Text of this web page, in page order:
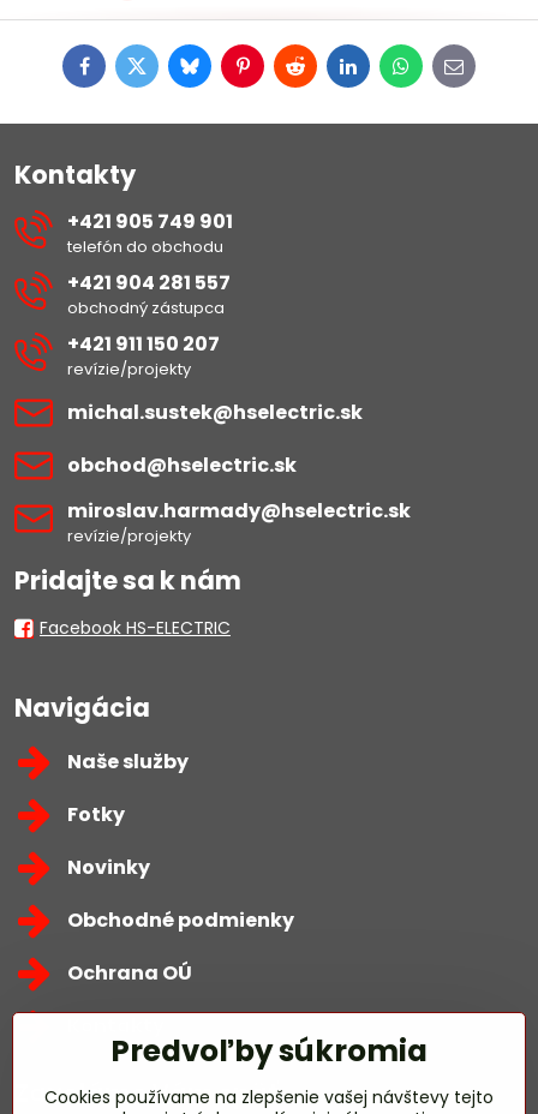
FacebookTwitterBlueskyPinterestRedditLinkedInWhatsApp
E-
mail
Kontakty
+421 905 749 901
telefón do obchodu
+421 904 281 557
obchodný zástupca
+421 911 150 207
revízie/projekty
michal​.sustek​@hselectric​.sk
obchod​@hselectric​.sk
miroslav​.harmady​@hselectric​.sk
revízie/projekty
Pridajte sa k nám
Facebook HS-ELECTRIC
Navigácia
Naše služby
Fotky
Novinky
Obchodné podmienky
Ochrana OÚ
Zavoláme Vám späť
Predvoľby súkromia
Cookies používame na zlepšenie vašej návštevy tejto